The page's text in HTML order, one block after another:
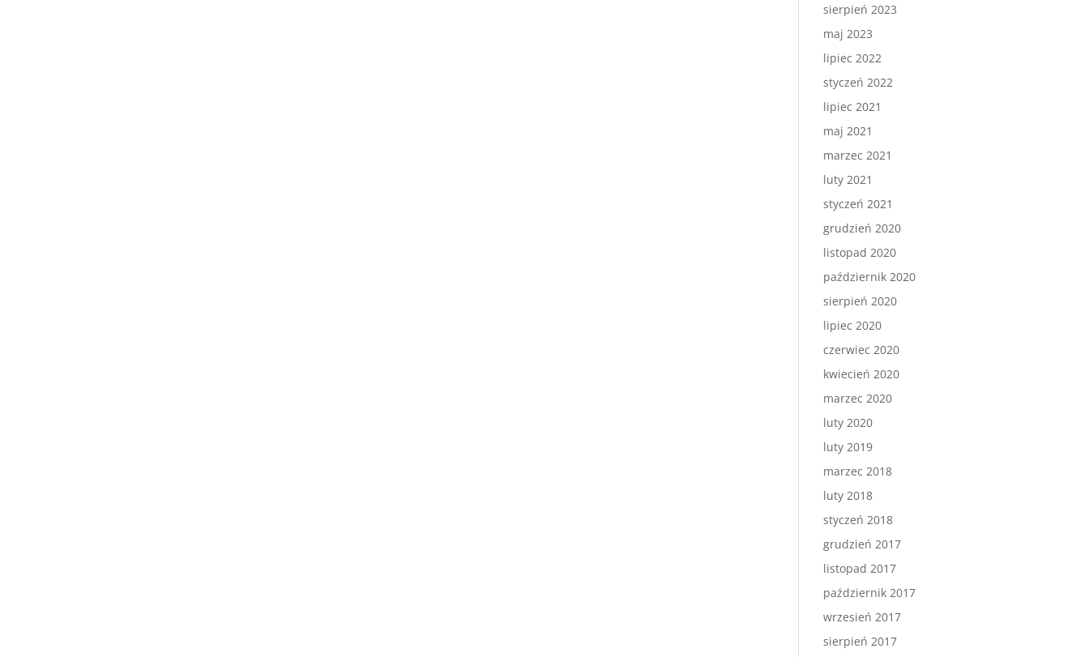
sierpień 2023
maj 2023
lipiec 2022
styczeń 2022
lipiec 2021
maj 2021
marzec 2021
luty 2021
styczeń 2021
grudzień 2020
listopad 2020
październik 2020
sierpień 2020
lipiec 2020
czerwiec 2020
kwiecień 2020
marzec 2020
luty 2020
luty 2019
marzec 2018
luty 2018
styczeń 2018
grudzień 2017
listopad 2017
październik 2017
wrzesień 2017
sierpień 2017